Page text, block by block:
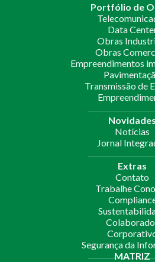
Portfólio de
Data
Obras
Obras
Empreendimentos
Transmissão de
Novidades
Notícias
Jornal
Extras
Contato
Trabalhe
Segurança da
MATRIZ